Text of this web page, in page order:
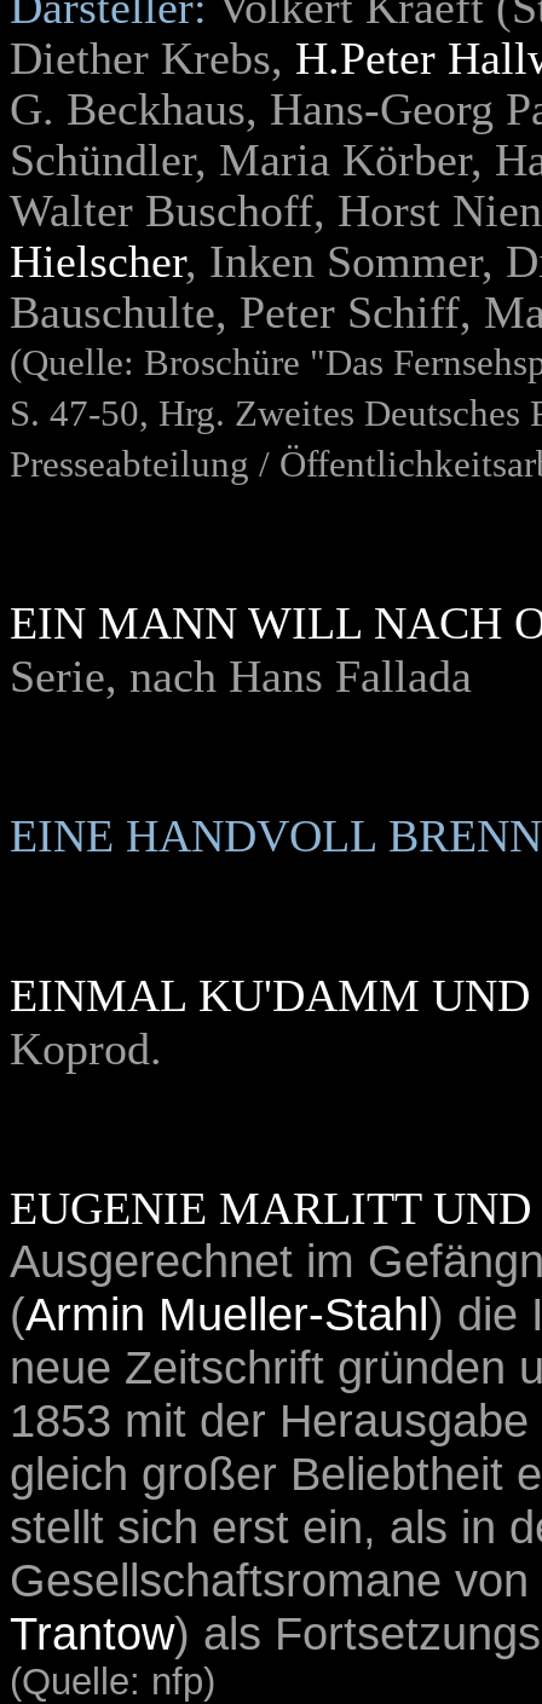
Diether Krebs, H.Peter
G. Beckhaus, Hans-Georg
Schündler, Maria Körber,
Walter Buschoff, Horst
Hielscher, Inken Sommer,
Bauschulte, Peter Schiff,
(Quelle: Broschüre "Das
S. 47-50, Hrg. Zweites Deutsches
Presseabteilung /
EIN MANN WILL NACH
Serie, nach Hans Fallada
EINE HANDVOLL
EINMAL KU'DAMM UND
Koprod.
EUGENIE MARLITT
Ausgerechnet im
(Armin Mueller-Stahl) die
neue Zeitschrift gründen
1853 mit der
gleich großer Beliebtheit
stellt sich erst ein, als in
Gesellschaftsromane
Trantow) als
(Quelle: nfp)